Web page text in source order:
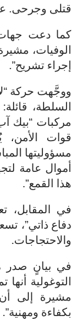
قتلى وجرحى.
كما دعت جهات
الوفيات،
إجراء تشريح”.
ووجَّهت حركة
السلطة،
مركبات “بيك
قوات
مسؤوليتها
أموال عامة
هذا القمع”.
في المقابل،
دفاع ذاتي”،
والاحتجاجات.
في بيانٍ صدر
التوغولية
مشيرة إلى
بكفاءة ومهنية”.